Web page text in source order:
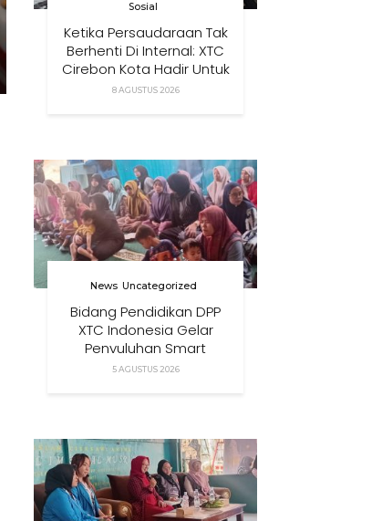
Sosial
Ketika Persaudaraan Tak
Berhenti Di Internal: XTC
Cirebon Kota Hadir Untuk
Masyarakat
8 AGUSTUS 2026
News Uncategorized
Bidang Pendidikan DPP
XTC Indonesia Gelar
Penyuluhan Smart
Parenting Di Desa
5 AGUSTUS 2026